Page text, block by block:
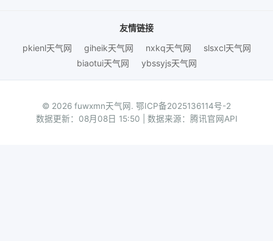
友情链接
pkienl天气网
giheik天气网 nxkq天气网
slsxcl天气网
biaotui天气网
ybssyjs天气网
© 2026 fuwxmn天气网. 鄂ICP备2025136114号-2
数据更新：08月08日 15:50 | 数据来源：腾讯官网API